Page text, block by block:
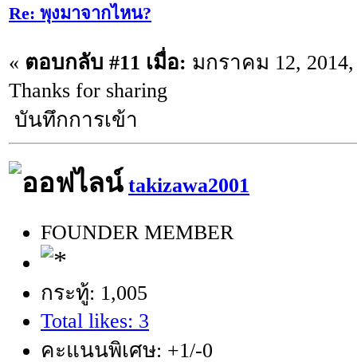
Re: พุงมาจากไหน?
« ตอบกลับ #11 เมื่อ: มกราคม 12, 2014,
Thanks for sharing
บันทึกการเข้า
takizawa2001
FOUNDER MEMBER
กระทู้: 1,005
Total likes: 3
คะแนนพิเศษ: +1/-0